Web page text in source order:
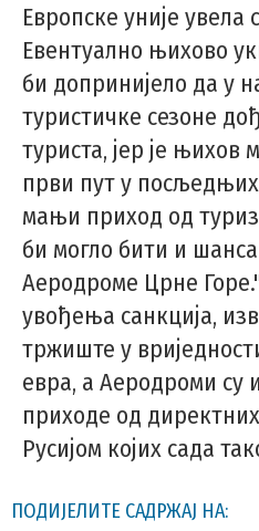
Европске уније увела
Евентуално њихово
би допринијело да у
туристичке сезоне
туриста, јер је њихов
први пут у
мањи приход од
би могло бити и
Аеродроме Црне
увођења санкција,
тржиште у
евра, а Аеродроми су
приходе од
Русијом којих сада
ПОДИЈЕЛИТЕ САДРЖАЈ НА: